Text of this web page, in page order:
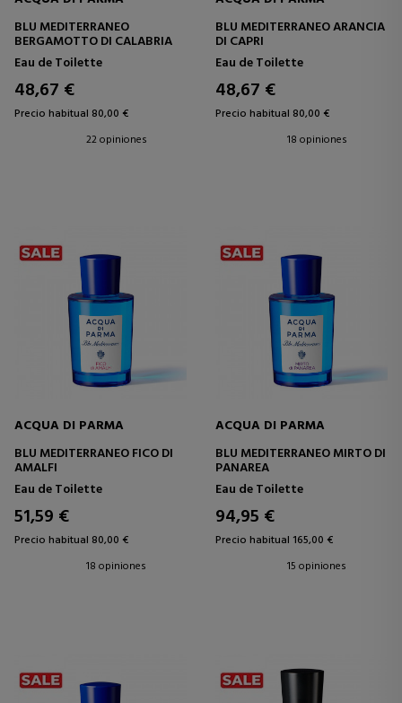
BLU MEDITERRANEO
BERGAMOTTO DI CALABRIA
Eau de Toilette
48,67 €
Precio habitual 80,00 €
22 opiniones
BLU MEDITERRANEO ARANCIA
DI CAPRI
Eau de Toilette
48,67 €
Precio habitual 80,00 €
18 opiniones
ACQUA DI PARMA
BLU MEDITERRANEO FICO DI
AMALFI
Eau de Toilette
51,59 €
Precio habitual 80,00 €
18 opiniones
ACQUA DI PARMA
BLU MEDITERRANEO MIRTO DI
PANAREA
Eau de Toilette
94,95 €
Precio habitual 165,00 €
15 opiniones